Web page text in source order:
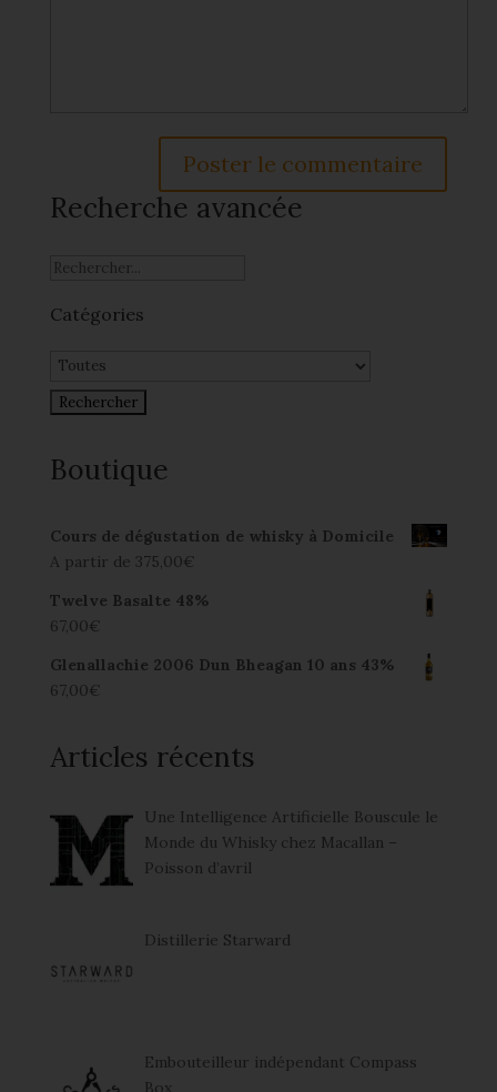
Recherche avancée
Catégories
Boutique
Cours de dégustation de whisky à Domicile
A partir de 375,00€
Twelve Basalte 48%
67,00€
Glenallachie 2006 Dun Bheagan 10 ans 43%
67,00€
Articles récents
Une Intelligence Artificielle Bouscule le
Monde du Whisky chez Macallan –
Poisson d’avril
Distillerie Starward
Embouteilleur indépendant Compass
Box